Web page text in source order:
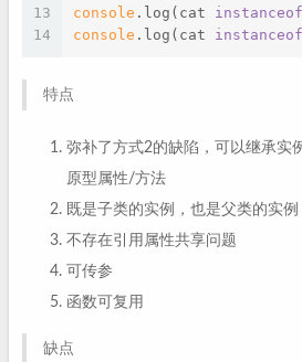
13
14
console .log(cat instanceof
console .log(cat instanceof
特点
弥补了方式2的缺陷，可以继承实
原型属性/方法
既是子类的实例，也是父类的实例
不存在引用属性共享问题
可传参
函数可复用
缺点